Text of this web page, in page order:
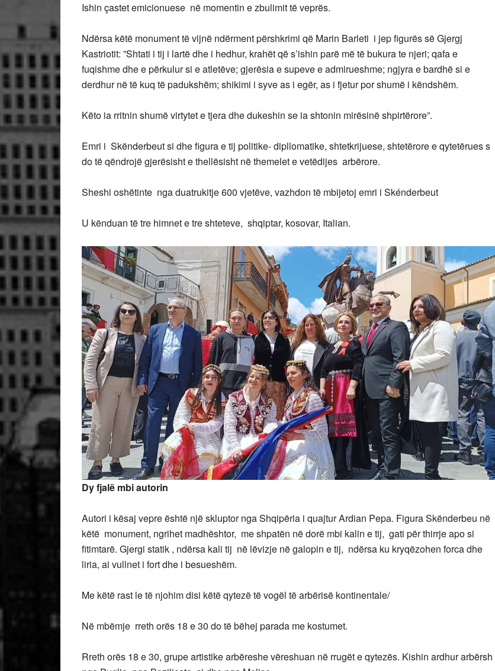
Ishin çastet emicionuese në momentin e zbulimit të veprës.
Ndërsa këtë monument të vijnë ndërment përshkrimi që Marin Barleti i jep figurës së Gjergj
Kastriotit: ”Shtati i tij i lartë dhe i hedhur, krahët që s’ishin parë më të bukura te njeri; qafa e
fuqishme dhe e përkulur si e atletëve; gjerësia e supeve e admirueshme; ngjyra e bardhë si e
derdhur në të kuq të padukshëm; shikimi i syve as i egër, as i fjetur por shumë i këndshëm.
Këto ia rritnin shumë virtytet e tjera dhe dukeshin se ia shtonin mirësinë shpirtërore”.
Emri i Skënderbeut si dhe figura e tij politike- dipllomatike, shtetkrijuese, shtetërore e qytetërues s
do të qëndrojë gjerësisht e thellësisht në themelet e vetëdijes arbërore.
Sheshi oshëtinte nga duatrukitje 600 vjetëve, vazhdon të mbijetoj emri i Skénderbeut
U kënduan të tre himnet e tre shteteve, shqiptar, kosovar, Italian.
Dy fjalë mbi autorin
Autori i kësaj vepre është një skluptor nga Shqipëria i quajtur Ardian Pepa. Figura Skënderbeu në
këtë monument, ngrihet madhështor, me shpatën në dorë mbi kalin e tij, gati për thirrje apo si
fitimtarë. Gjergi statik , ndërsa kali tij në lëvizje në galopin e tij, ndërsa ku kryqëzohen forca dhe
liria, ai vullnet i fort dhe i besueshëm.
Me këtë rast le të njohim disi këtë qytezë të vogël të arbërisë kontinentale/
Në mbëmje rreth orës 18 e 30 do të bëhej parada me kostumet.
Rreth orës 18 e 30, grupe artistike arbëreshe vëreshuan në rrugët e qytezës. Kishin ardhur arbërsh